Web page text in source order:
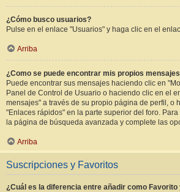
¿Cómo busco usuarios?
Pulse en el enlace "Usuarios" y haga clic en el
Arriba
¿Como se puede encontrar mis propios
Puede encontrar sus mensajes haciendo clic en
Panel de Control de Usuario o haciendo clic en el
mensajes" a través de su propio página de perfil, o
"Enlaces rápidos" en la parte superior del foro.
la página de búsqueda avanzada y complete las
Arriba
Suscripciones y Favoritos
¿Cuál es la diferencia entre añadir como